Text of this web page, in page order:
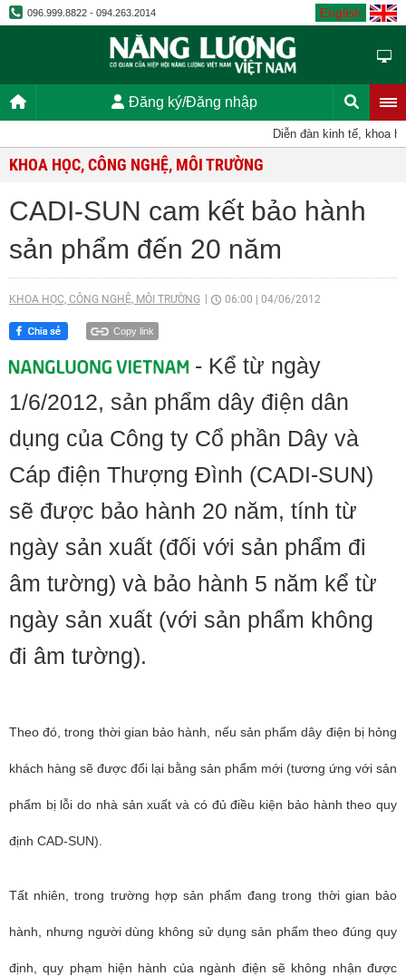
096.999.8822 - 094.263.2014 English
Đăng ký/Đăng nhập
Diễn đàn kinh tế, khoa
KHOA HỌC, CÔNG NGHỆ, MÔI TRƯỜNG
CADI-SUN cam kết bảo hành
sản phẩm đến 20 năm
KHOA HỌC, CÔNG NGHỆ, MÔI TRƯỜNG 06:00 04/06/2012
Copy link
- Kể từ ngày
1/6/2012, sản phẩm dây điện dân
dụng của Công ty Cổ phần Dây và
Cáp điện Thượng Đình (CADI-SUN)
sẽ được bảo hành 20 năm, tính từ
ngày sản xuất (đối với sản phẩm đi
âm tường) và bảo hành 5 năm kể từ
ngày sản xuất (với sản phẩm không
đi âm tường).
Theo đó, trong thời gian bảo hành, nếu sản phẩm dây điện bị hỏng
khách hàng sẽ được đổi lại bằng sản phẩm mới (tương ứng với sản
phẩm bị lỗi do nhà sản xuất và có đủ điều kiện bảo hành theo quy
định CAD-SUN).
Tất nhiên, trong trường hợp sản phẩm đang trong thời gian bảo
hành, nhưng người dùng không sử dụng sản phẩm theo đúng quy
định, quy phạm hiện hành của ngành điện sẽ không nhận được